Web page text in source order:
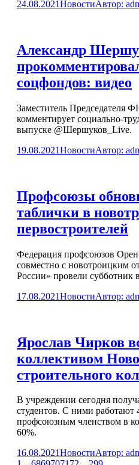
24.08.2021НовостиАвтор:
Александр
соцфондов: видео
Заместитель
комментирует социально-
выпуске @Шершуков_Live.
19.08.2021НовостиАвтор:
Профсоюзы
таблички в
первостроителей
Федерация профсоюзов
совместно с новотроицким
России» провели субботник
17.08.2021НовостиАвтор:
Ярослав Чирков
коллективом
строительного
В учреждении сегодня
студентов. С ними работают
профсоюзным членством в
60%.
16.08.2021НовостиАвтор: